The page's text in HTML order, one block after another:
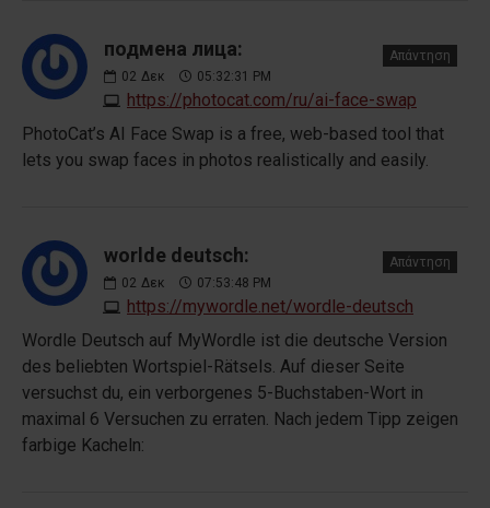
подмена лица:
02 Δεκ 05:32:31 PM
https://photocat.com/ru/ai-face-swap
Απάντηση
PhotoCat’s AI Face Swap is a free, web-based tool that
lets you swap faces in photos realistically and easily.
worlde deutsch:
02 Δεκ 07:53:48 PM
https://mywordle.net/wordle-deutsch
Απάντηση
Wordle Deutsch auf MyWordle ist die deutsche Version
des beliebten Wortspiel-Rätsels. Auf dieser Seite
versuchst du, ein verborgenes 5-Buchstaben-Wort in
maximal 6 Versuchen zu erraten. Nach jedem Tipp zeigen
farbige Kacheln: